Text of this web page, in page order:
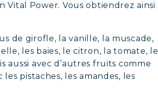
Power. Vous obtiendrez ainsi
de girofle, la vanille, la muscade,
les baies, le citron, la tomate, le
aussi avec d’autres fruits comme
pistaches, les amandes, les